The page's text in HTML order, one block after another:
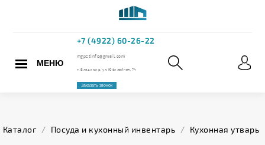
МЕНЮ
Каталог / Посуда и кухонный инвентарь / Кухонная утварь